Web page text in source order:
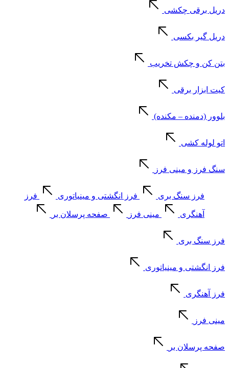
دریل برقی چکشی
دریل گیر بکسی
بتن کن و چکش تخریب
کیت ابزار برقی
بلوور (دمنده – مکنده)
اتو لوله کشی
سنگ فرز و مینی فرز
فرز سنگ بری فرز انگشتی و مینیاتوری فرز
آهنگری مینی فرز صفحه پرسلان بر
فرز سنگ بری
فرز انگشتی و مینیاتوری
فرز آهنگری
مینی فرز
صفحه پرسلان بر